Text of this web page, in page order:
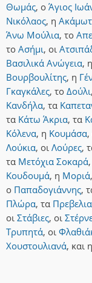
Θωμάς, ο Άγιος
Νικόλαος, η
Άνω Μούλια, το
το Ασήμι, οι
Βασιλικά Ανώγεια, η
Βουρβουλίτης, η
Γκαγκάλες, το Δούλι,
Κανδήλα, τα
τα Κάτω Άκρια, τα
Κόλενα, η Κουμάσα,
Λούκια, οι Λούρες,
τα Μετόχια Σοκαρά,
Κουδουμά, η Μοριά,
ο Παπαδογιάννης,
Πλώρα, τα
οι Στάβιες, οι
Τρυπητά, οι
Χουστουλιανά, και η